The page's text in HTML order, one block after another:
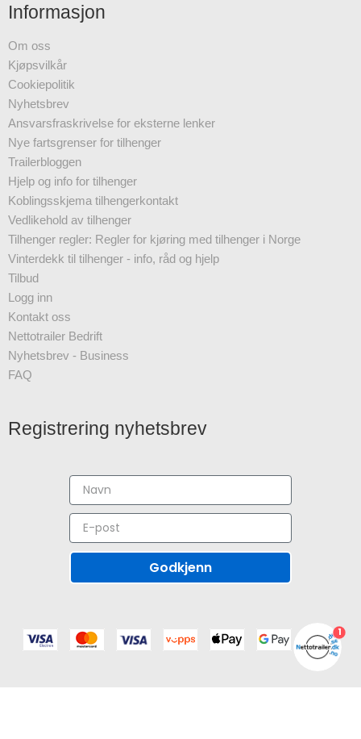
Informasjon
Om oss
Kjøpsvilkår
Cookiepolitik
Nyhetsbrev
Ansvarsfraskrivelse for eksterne lenker
Nye fartsgrenser for tilhenger
Trailerbloggen
Hjelp og info for tilhenger
Koblingsskjema tilhengerkontakt
Vedlikehold av tilhenger
Tilhenger regler: Regler for kjøring med tilhenger i Norge
Vinterdekk til tilhenger - info, råd og hjelp
Tilbud
Logg inn
Kontakt oss
Nettotrailer Bedrift
Nyhetsbrev - Business
FAQ
Registrering nyhetsbrev
Godkjenn
1